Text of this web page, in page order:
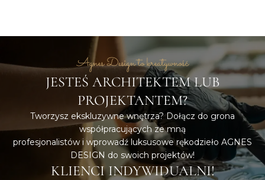
Agnes Design to kreatywność
JESTEŚ ARCHITEKTEM LUB
PROJEKTANTEM?
Tworzysz ekskluzywne wnętrza? Dołącz do grona
współpracujących ze mną
profesjonalistów i wprowadź luksusowe rękodzieło AGNES
DESIGN do swoich projektów!
KLIENCI INDYWIDUALNI!